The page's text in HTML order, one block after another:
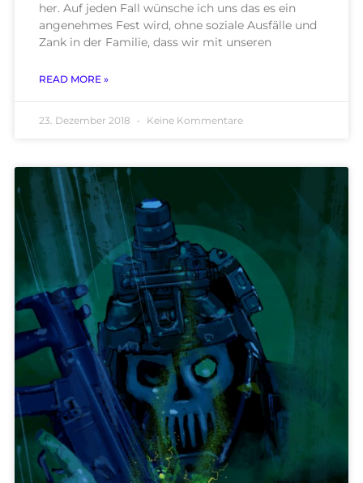
her. Auf jeden Fall wünsche ich uns das es ein
angenehmes Fest wird, ohne soziale Ausfälle und
Zank in der Familie, dass wir mit unseren
READ MORE »
23. Dezember 2018 Keine Kommentare